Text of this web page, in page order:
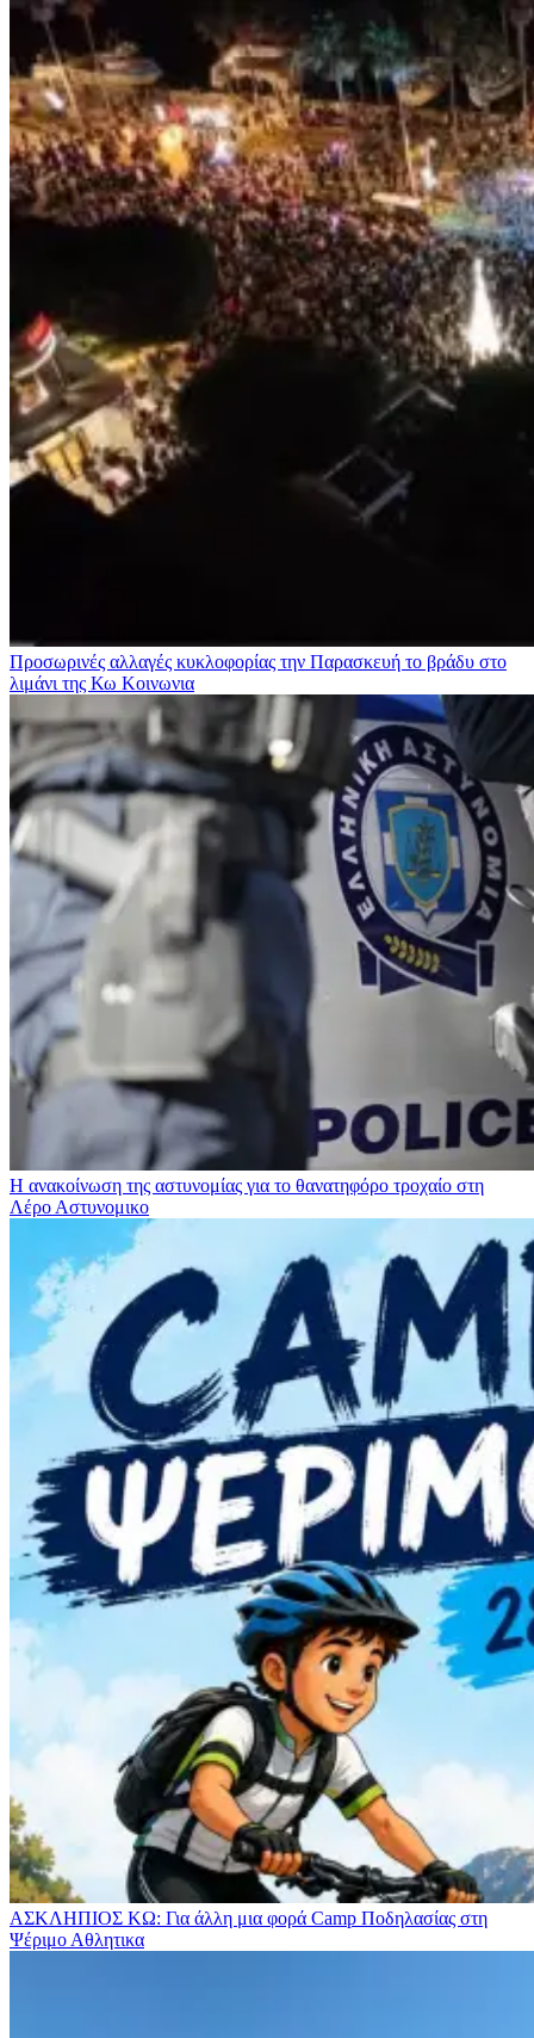
Προσωρινές αλλαγές κυκλοφορίας την Παρασκευή το βράδυ στο
λιμάνι της Κω Κοινωνια
Η ανακοίνωση της αστυνομίας για το θανατηφόρο τροχαίο στη
Λέρο Αστυνομικο
ΑΣΚΛΗΠΙΟΣ ΚΩ: Για άλλη μια φορά Camp Ποδηλασίας στη
Ψέριμο Αθλητικα